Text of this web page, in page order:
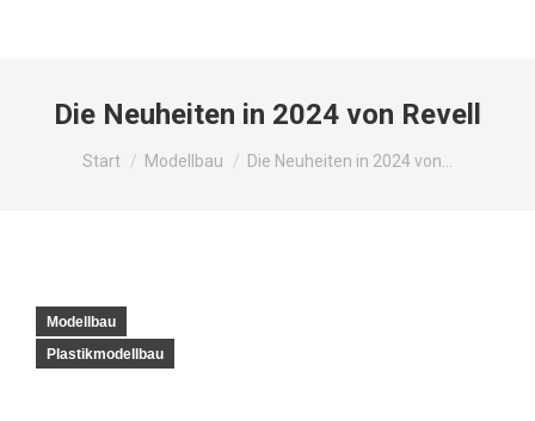
Die Neuheiten in 2024 von Revell
Sie befinden sich hier:
Start Modellbau Die Neuheiten in 2024 von…
Modellbau
Plastikmodellbau